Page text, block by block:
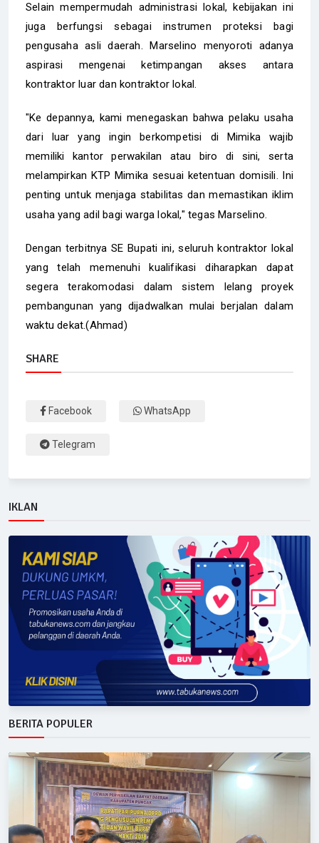
Selain mempermudah administrasi lokal, kebijakan ini
juga berfungsi sebagai instrumen proteksi bagi
pengusaha asli daerah. Marselino menyoroti adanya
aspirasi mengenai ketimpangan akses antara
kontraktor luar dan kontraktor lokal.
"Ke depannya, kami menegaskan bahwa pelaku usaha
dari luar yang ingin berkompetisi di Mimika wajib
memiliki kantor perwakilan atau biro di sini, serta
melampirkan KTP Mimika sesuai ketentuan domisili. Ini
penting untuk menjaga stabilitas dan memastikan iklim
usaha yang adil bagi warga lokal," tegas Marselino.
Dengan terbitnya SE Bupati ini, seluruh kontraktor lokal
yang telah memenuhi kualifikasi diharapkan dapat
segera terakomodasi dalam sistem lelang proyek
pembangunan yang dijadwalkan mulai berjalan dalam
waktu dekat.(Ahmad)
SHARE
Facebook WhatsApp
Telegram
IKLAN
BERITA POPULER